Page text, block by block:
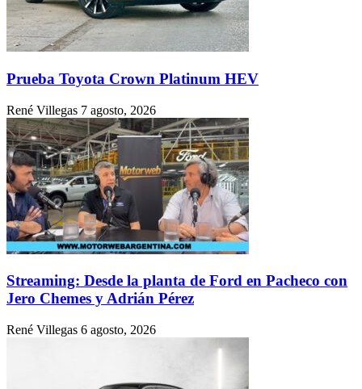
Prueba Toyota Crown Platinum HEV
René Villegas 7 agosto, 2026
Streaming: Desde la planta de Ford en Pacheco con
Jero Chemes y Adrián Pérez
René Villegas 6 agosto, 2026